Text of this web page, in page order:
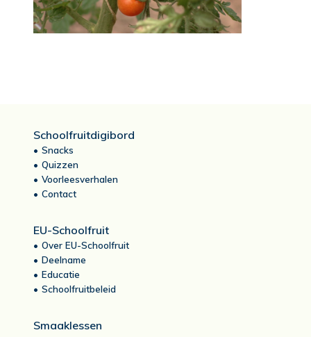
Schoolfruitdigibord
Snacks
Quizzen
Voorleesverhalen
Contact
EU-Schoolfruit
Over EU-Schoolfruit
Deelname
Educatie
Schoolfruitbeleid
Smaaklessen